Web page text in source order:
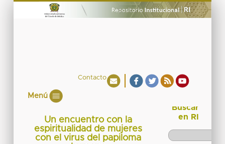
Contacto
Menú
Un encuentro con la
espiritualidad de mujeres
con el virus del papiloma
Buscar
en RI